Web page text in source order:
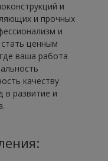
и
и прочных
и
ценным
ваша работа
качеству
в развитие и